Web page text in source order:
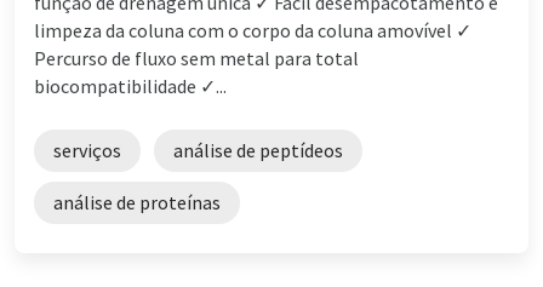
limpeza da coluna com o corpo da coluna amovível ✓
Percurso de fluxo sem metal para total
biocompatibilidade ✓...
serviços análise de peptídeos
análise de proteínas